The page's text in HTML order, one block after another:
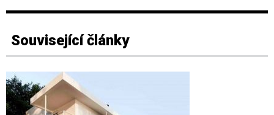
Související články